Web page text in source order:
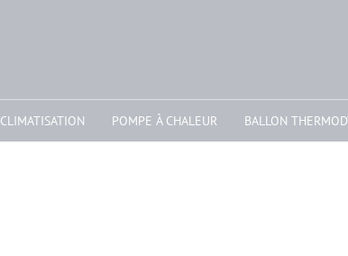
CLIMATISATION POMPE À CHALEUR BALLON